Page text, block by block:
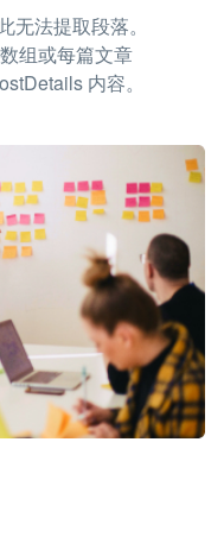
法提取段落。
组或每篇文章
内容。